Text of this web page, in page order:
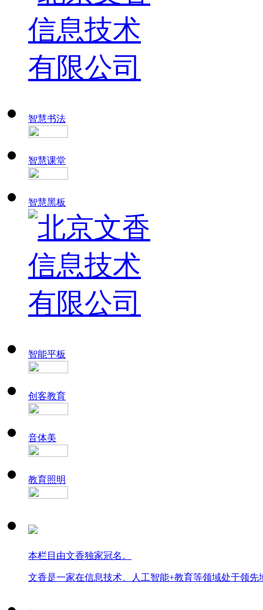
智慧书法
智慧课堂
智慧黑板
智能平板
创客教育
音体美
教育照明
本栏目由文香独家冠名。
文香是一家在信息技术、人工智能+教育等领域处于领